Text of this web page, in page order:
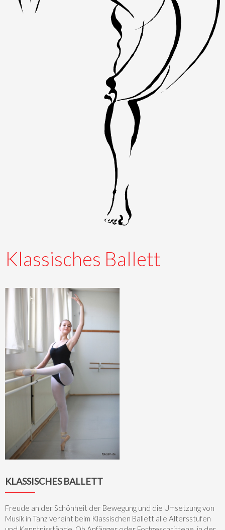
Klassisches Ballett
KLASSISCHES BALLETT
Freude an der Schönheit der Bewegung und die Umsetzung von
Musik in Tanz vereint beim Klassischen Ballett alle Altersstufen